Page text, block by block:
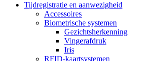
Tijdregistratie en aanwezigheid
Accessoires
Biometrische systemen
Gezichtsherkenning
Vingerafdruk
Iris
RFID-kaartsystemen